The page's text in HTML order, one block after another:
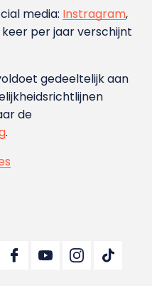
media: Instragram,
keer per jaar verschijnt
gedeeltelijk aan
de
.